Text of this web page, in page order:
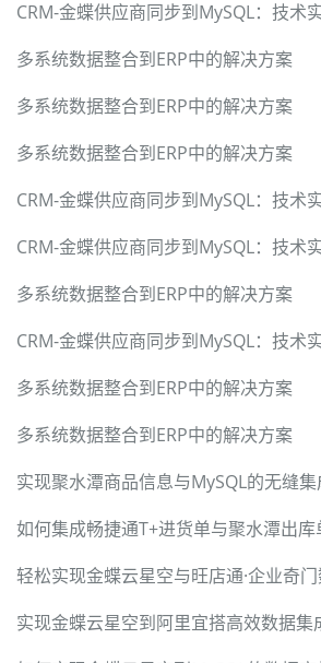
CRM-金蝶供应商同步到MySQL：技术
多系统数据整合到ERP中的解决方案
多系统数据整合到ERP中的解决方案
多系统数据整合到ERP中的解决方案
CRM-金蝶供应商同步到MySQL：技术
CRM-金蝶供应商同步到MySQL：技术
多系统数据整合到ERP中的解决方案
CRM-金蝶供应商同步到MySQL：技术
多系统数据整合到ERP中的解决方案
多系统数据整合到ERP中的解决方案
实现聚水潭商品信息与MySQL的无缝
如何集成畅捷通T+进货单与聚水潭出
轻松实现金蝶云星空与旺店通·企业奇
实现金蝶云星空到阿里宜搭高效数据集